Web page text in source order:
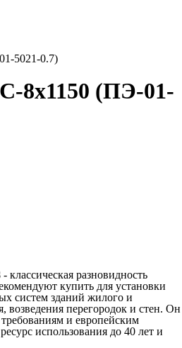
5021-0.7)
8х1150 (ПЭ-01-
разновидность
купить для установки
систем зданий жилого и
возведения перегородок и стен. Он
и европейским
использования до 40 лет и